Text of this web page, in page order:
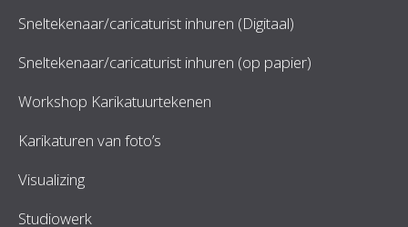
Sneltekenaar/caricaturist inhuren (Digitaal)
Sneltekenaar/caricaturist inhuren (op papier)
Workshop Karikatuurtekenen
Karikaturen van foto’s
Visualizing
Studiowerk